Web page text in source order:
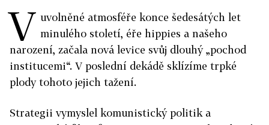
V uvolněné atmosféře konce šedesátých let
minulého století, éře hippies a našeho
narození, začala nová levice svůj dlouhý „pochod
institucemi“. V poslední dekádě sklízíme trpké
plody tohoto jejich tažení.
Strategii vymyslel komunistický politik a